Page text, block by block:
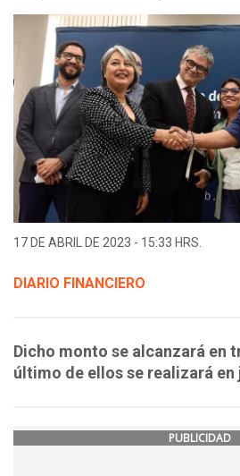
17 DE ABRIL DE 2023 - 15:33 HRS.
DIARIO FINANCIERO
Dicho monto se alcanzará en
último de ellos se realizará en
PUBLICIDAD